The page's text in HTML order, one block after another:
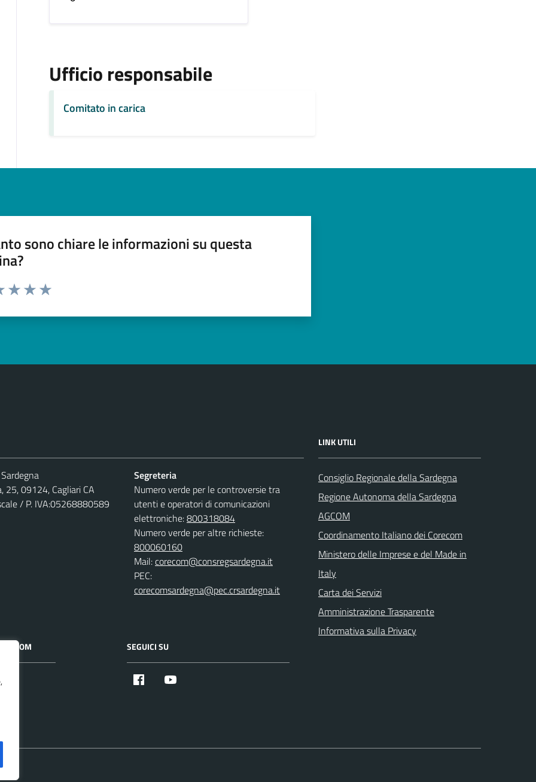
Ufficio responsabile
Comitato in carica
sono chiare le informazioni su questa
25, 09124, Cagliari CA
/ P. IVA:05268880589
Segreteria
Numero verde per le controversie tra
utenti e operatori di comunicazioni
elettroniche:800318084
Numero verde per altre richieste:
800060160
Mail:corecom@consregsardegna.it
PEC:
corecomsardegna@pec.crsardegna.it
LINK UTILI
Consiglio Regionale della Sardegna
Regione Autonoma della Sardegna
AGCOM
Coordinamento Italiano dei Corecom
Ministero delle Imprese e del Made in
Italy
Carta dei Servizi
Amministrazione Trasparente
Informativa sulla Privacy
SEGUICI SU
Facebook